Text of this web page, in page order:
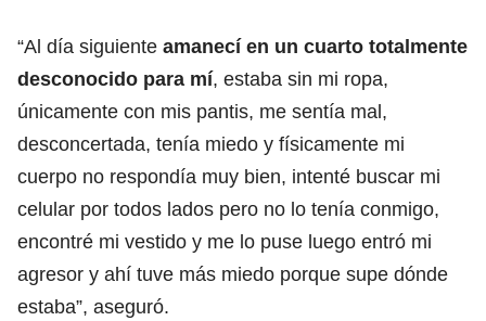
“Al día siguiente amanecí en un cuarto totalmente
desconocido para mí, estaba sin mi ropa,
únicamente con mis pantis, me sentía mal,
desconcertada, tenía miedo y físicamente mi
cuerpo no respondía muy bien, intenté buscar mi
celular por todos lados pero no lo tenía conmigo,
encontré mi vestido y me lo puse luego entró mi
agresor y ahí tuve más miedo porque supe dónde
estaba”, aseguró.